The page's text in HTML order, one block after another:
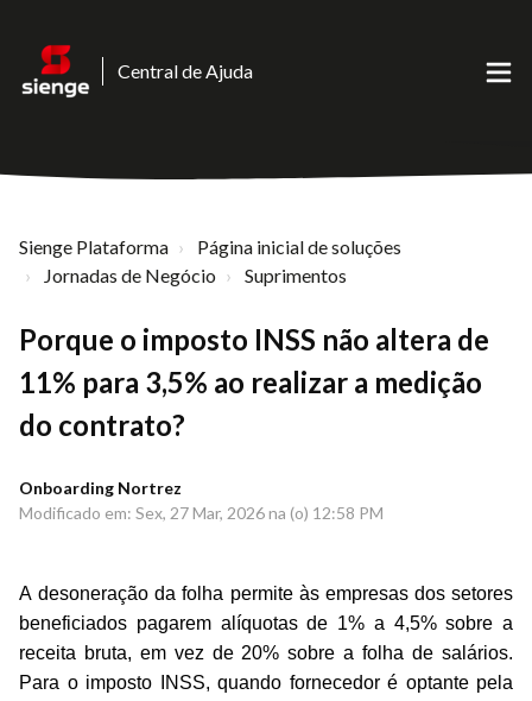
Central de Ajuda
Sienge Plataforma
Página inicial de soluções
Jornadas de Negócio
Suprimentos
Porque o imposto INSS não altera de
11% para 3,5% ao realizar a medição
do contrato?
Onboarding Nortrez
Modificado em: Sex, 27 Mar, 2026 na (o) 12:58 PM
A desoneração da folha permite às empresas dos setores
beneficiados pagarem alíquotas de 1% a 4,5% sobre a
receita bruta, em vez de 20% sobre a folha de salários.
Para o imposto INSS, quando fornecedor é optante pela